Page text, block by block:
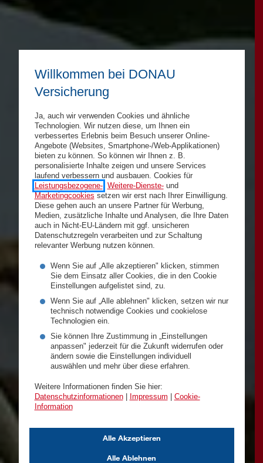
Willkommen bei DONAU
Versicherung
Ja, auch wir verwenden Cookies und ähnliche
Technologien. Wir nutzen diese, um Ihnen ein
verbessertes Erlebnis beim Besuch unserer Online-
Angebote (Websites, Smartphone-/Web-Applikationen)
bieten zu können. So können wir Ihnen z. B.
personalisierte Inhalte zeigen und unsere Services
laufend verbessern und ausbauen. Cookies für
Leistungsbezogene-, Weitere-Dienste-und
Marketingcookies setzen wir erst nach Ihrer Einwilligung.
Diese gehen auch an unsere Partner für Werbung,
Medien, zusätzliche Inhalte und Analysen, die Ihre Daten
auch in Nicht-EU-Ländern mit ggf. unsicheren
Datenschutzregeln verarbeiten und zur Schaltung
relevanter Werbung nutzen können.
Wenn Sie auf „Alle akzeptieren" klicken, stimmen
Sie dem Einsatz aller Cookies, die in den Cookie
Einstellungen aufgelistet sind, zu.
Wenn Sie auf „Alle ablehnen" klicken, setzen wir nur
technisch notwendige Cookies und cookielose
Technologien ein.
Sie können Ihre Zustimmung in „Einstellungen
anpassen" jederzeit für die Zukunft widerrufen oder
ändern sowie die Einstellungen individuell
auswählen und mehr über diese erfahren.
Weitere Informationen finden Sie hier:
Datenschutzinformationen| Impressum
Cookie-
Information
Alle Ablehnen
Alle Akzeptieren